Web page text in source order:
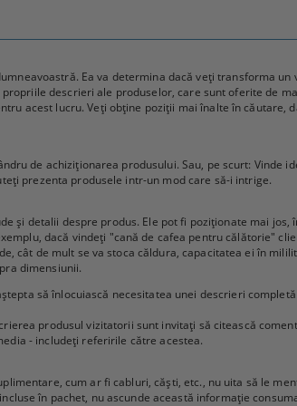
Ea va determina dacă veți transforma
descrieri ale produselor, care sunt oferite de
acest lucru. Veți obține poziții mai înalte în căutare,
de achiziționarea produsului. Sau, pe scurt: Vinde
prezenta produsele intr-un mod care să-i intrige.
și detalii despre produs. Ele pot fi poziționate mai
dacă vindeți "cană de cafea pentru călătorie"
cât de mult se va stoca căldura, capacitatea ei în
dimensiunii.
să înlocuiască necesitatea unei descrieri
produsul vizitatorii sunt invitați să citească
- includeți referirile către acestea.
cum ar fi cabluri, căști, etc., nu uita să le
în pachet, nu ascunde această informație